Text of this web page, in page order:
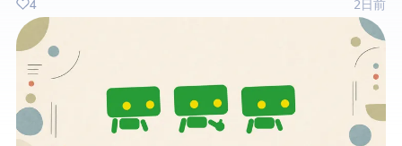
2日前
4